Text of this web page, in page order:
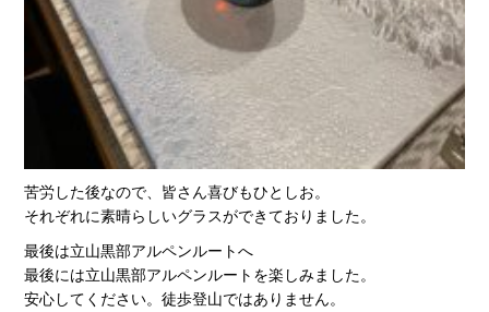
苦労した後なので、皆さん喜びもひとしお。
それぞれに素晴らしいグラスができておりました。
最後は立山黒部アルペンルートへ
最後には立山黒部アルペンルートを楽しみました。
安心してください。徒歩登山ではありません。